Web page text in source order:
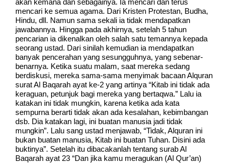
akan kemana dan sebagainya. Ia mencari dan terus
mencari ke semua agama. Dari Kristen Protestan, Budha,
Hindu, dll. Namun sama sekali ia tidak mendapatkan
jawabannya. Hingga pada akhirnya, setelah 5 tahun
pencarian ia dikenalkan oleh salah satu temannya kepada
seorang ustad. Dari sinilah kemudian ia mendapatkan
banyak pencerahan yang sesungguhnya, yang sebenar-
benarnya. Ketika suatu malam, saat mereka sedang
berdiskusi, mereka sama-sama menyimak bacaan Alquran
surat Al Baqarah ayat ke-2 yang artinya “Kitab ini tidak ada
keraguan, petunjuk bagi mereka yang bertaqwa.” Lalu ia
katakan ini tidak mungkin, karena ketika ada kata
sempurna berarti tidak akan ada kesalahan, kebimbangan
dsb. Dia katakan lagi, ini buatan manusia jadi tidak
mungkin”. Lalu sang ustad menjawab, “Tidak, Alquran ini
bukan buatan manusia, Kitab ini buatan Tuhan. Disini ada
buktinya”. Setelah itu dibacakanlah tentang surab Al
Baqarah ayat 23 “Dan jika kamu meragukan (Al Qur’an)